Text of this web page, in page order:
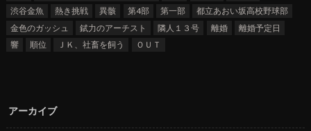
渋谷金魚
熱き挑戦 異骸 第4部 第一部
都立あおい坂高校野球部
金色のガッシュ
錻力のアーチスト 隣人１３号 離婚
離婚予定日
響
順位 ＪＫ、社畜を飼う ＯＵＴ
アーカイブ